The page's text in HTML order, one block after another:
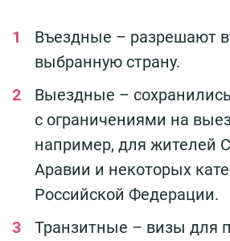
Въездные – разрешают
выбранную страну.
Выездные – сохранились
с ограничениями на
например, для жителей
Аравии и некоторых
Российской Федерации.
Транзитные – визы для